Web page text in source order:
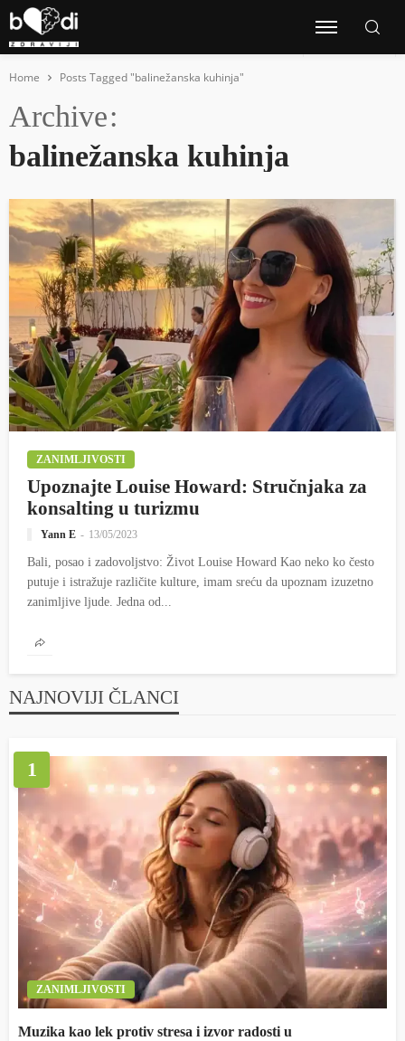
Home Posts Tagged "balinežanska kuhinja"
Archive
balinežanska kuhinja
ZANIMLJIVOSTI
Upoznajte Louise Howard: Stručnjaka za
konsalting u turizmu
Yann E 13/05/2023
Bali, posao i zadovoljstvo: Život Louise Howard Kao neko ko često
putuje i istražuje različite kulture, imam sreću da upoznam izuzetno
zanimljive ljude. Jedna od...
NAJNOVIJI ČLANCI
1
ZANIMLJIVOSTI
Muzika kao lek protiv stresa i izvor radosti u